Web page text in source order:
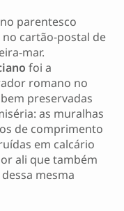
parentesco
no cartão-postal de
mar.
foi a
romano no
preservadas
as muralhas
de comprimento
em calcário
ali que também
mesma